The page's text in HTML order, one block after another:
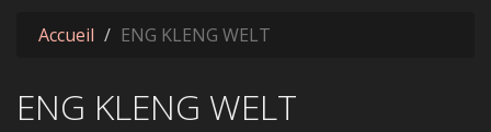
Accueil ENG KLENG WELT
ENG KLENG WELT